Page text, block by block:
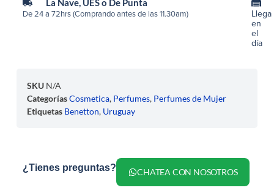
La Nave, UES o De Punta
De 24 a 72hrs (Comprando antes de las 11.30am)
Llega
en
el
día
SKU N/A
CategoríasCosmetica, Perfumes, Perfumes de Mujer
Etiquetas Benetton, Uruguay
¿Tienes preguntas? CHATEA CON NOSOTROS